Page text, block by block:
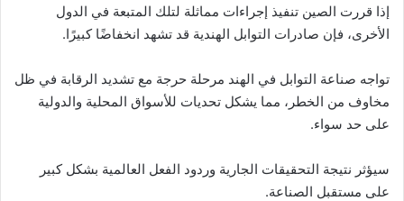
إذا قررت الصين تنفيذ إجراءات مماثلة لتلك المتبعة في الدول
الأخرى، فإن صادرات التوابل الهندية قد تشهد انخفاضًا كبيرًا.
تواجه صناعة التوابل في الهند مرحلة حرجة مع تشديد الرقابة في ظل
مخاوف من الخطر، مما يشكل تحديات للأسواق المحلية والدولية
على حد سواء.
سيؤثر نتيجة التحقيقات الجارية وردود الفعل العالمية بشكل كبير
على مستقبل الصناعة.